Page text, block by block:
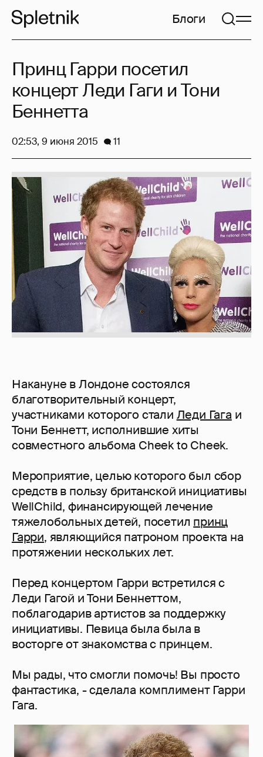
Блоги
Накануне в Лондоне состоялся
благотворительный концерт,
участниками которого стали Леди Гага и
Тони Беннетт, исполнившие хиты
совместного альбома Cheek to Cheek.
Мероприятие, целью которого был сбор
средств в пользу британской инициативы
WellChild, финансирующей лечение
тяжелобольных детей, посетил принц
Гарри, являющийся патроном проекта на
протяжении нескольких лет.
Перед концертом Гарри встретился с
Леди Гагой и Тони Беннеттом,
поблагодарив артистов за поддержку
инициативы. Певица была была в
восторге от знакомства с принцем.
Мы рады, что смогли помочь! Вы просто
фантастика, - сделала комплимент Гарри
Гага.
Принц Гарри посетил
концерт Леди Гаги и Тони
Беннетта
02:53, 9 июня 2015 11